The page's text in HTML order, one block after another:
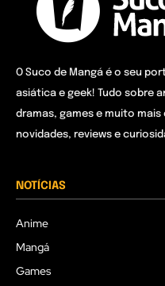
O Suco de Mangá é o seu
asiática e geek! Tudo sobre
dramas, games e muito mais
novidades, reviews e
NOTÍCIAS
Anime
Mangá
Games